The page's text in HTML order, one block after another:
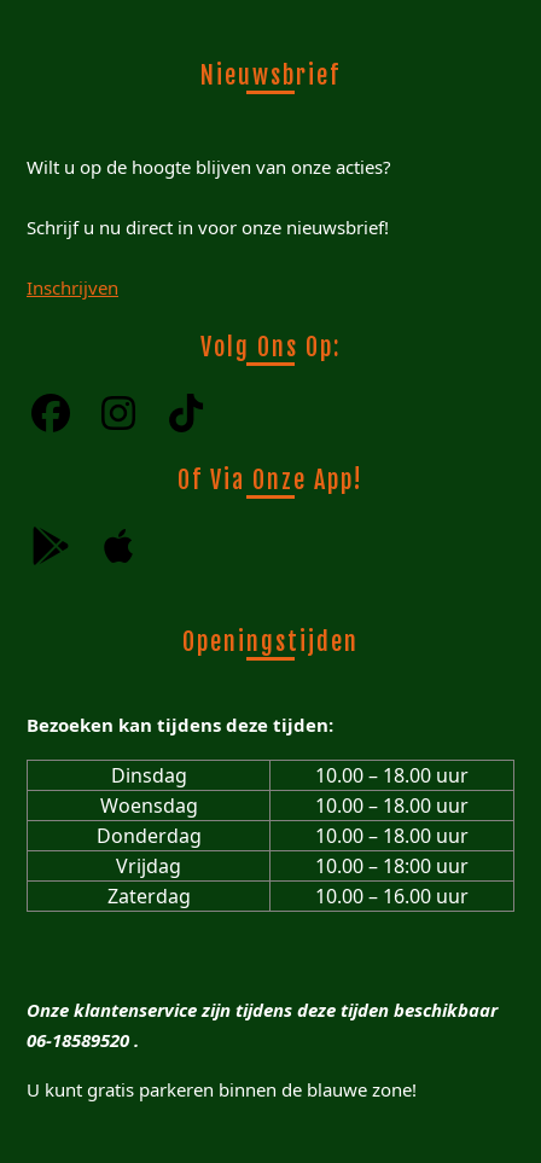
Nieuwsbrief
Wilt u op de hoogte blijven van onze acties?
Schrijf u nu direct in voor onze nieuwsbrief!
Inschrijven
Volg Ons Op:
Of Via Onze App!
Openingstijden
Bezoeken kan tijdens deze tijden:
Dinsdag
10.00 – 18.00 uur
Woensdag
10.00 – 18.00 uur
Donderdag
10.00 – 18.00 uur
Vrijdag
10.00 – 18:00 uur
Zaterdag
10.00 – 16.00 uur
Onze klantenservice zijn tijdens deze tijden beschikbaar
06-18589520 .
U kunt gratis parkeren binnen de blauwe zone!